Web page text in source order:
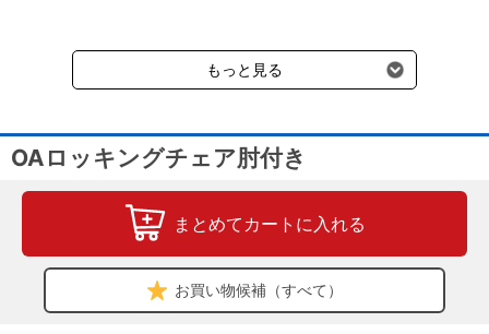
受けます。
もっと見る
OAロッキングチェア肘付き
まとめてカートに入れる
お買い物候補（すべて）